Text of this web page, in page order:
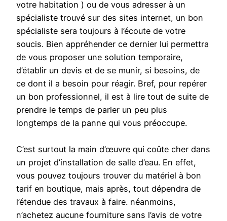
votre habitation ) ou de vous adresser à un
spécialiste trouvé sur des sites internet, un bon
spécialiste sera toujours à l’écoute de votre
soucis. Bien appréhender ce dernier lui permettra
de vous proposer une solution temporaire,
d’établir un devis et de se munir, si besoins, de
ce dont il a besoin pour réagir. Bref, pour repérer
un bon professionnel, il est à lire tout de suite de
prendre le temps de parler un peu plus
longtemps de la panne qui vous préoccupe.
C’est surtout la main d’œuvre qui coûte cher dans
un projet d’installation de salle d’eau. En effet,
vous pouvez toujours trouver du matériel à bon
tarif en boutique, mais après, tout dépendra de
l’étendue des travaux à faire. néanmoins,
n’achetez aucune fourniture sans l’avis de votre